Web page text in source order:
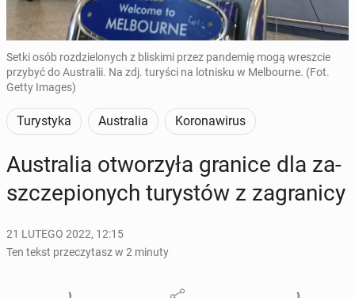
Setki osób rozdzielonych z bliskimi przez pandemię mogą wreszcie
przybyć do Australii. Na zdj. turyści na lotnisku w Melbourne. (Fot.
Getty Images)
Turystyka Australia Koronawirus
Au­stra­lia otwo­rzy­ła granice dla za­
szcze­pio­nych tu­ry­stów z za­gra­ni­cy
21 LUTEGO 2022, 12:15
Ten tekst przeczytasz w 2 minuty